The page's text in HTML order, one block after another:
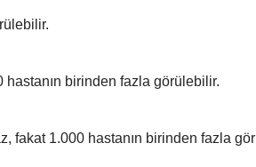
hastanın birinden fazla görülebilir.
fakat 1.000 hastanın birinden fazla